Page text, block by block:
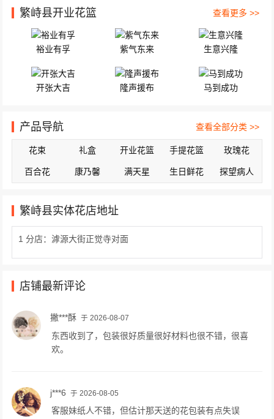
繁峙县开业花篮 查看更多 >>
裕业有孚 紫气东来 生意兴隆
开张大吉 隆声援布 马到成功
产品导航 查看全部分类 >>
花束 礼盒 开业花篮 手提花篮 玫瑰花
百合花 康乃馨 满天星 生日鲜花 探望病人
繁峙县实体花店地址
1 分店：滹源大街正觉寺对面
店铺最新评论
撇***酥 于 2026-08-07
东西收到了，包装很好质量很好材料也很不错，很喜
欢。
j***6 于 2026-08-05
客服妹纸人不错，但估计那天送的花包装有点失误